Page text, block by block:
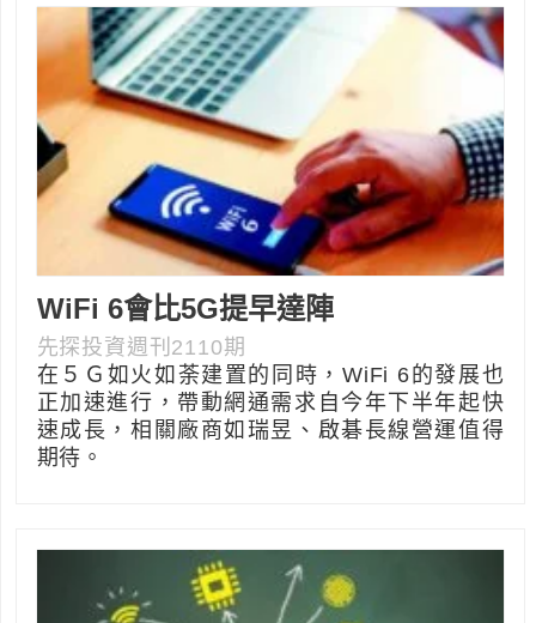
WiFi 6會比5G提早達陣
先探投資週刊2110期
在５Ｇ如火如荼建置的同時，WiFi 6的發展也
正加速進行，帶動網通需求自今年下半年起快
速成長，相關廠商如瑞昱、啟碁長線營運值得
期待。